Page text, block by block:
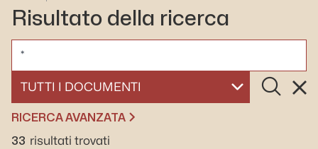
Risultato della ricerca
SELEZIONA UN DOCUMENTO
Cerca
RICERCA AVANZATA
33 risultati trovati